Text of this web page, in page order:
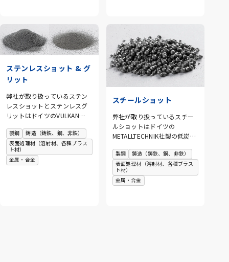
にも様々な用途を開発中で
す。
ステンレスショット & グ
リット
弊社が取り扱っているステン
レスショットとステンレスグ
リットはドイツのVULKAN
(ステンレスショット)と
『GRITTAL』 (ステンレスグリ
ット)です。『CHRONITAL』
は、アトマイズ製法でつくら
製鋼
鋳造（鋳鉄、鋼、非鉄）
表面処理材（溶射材、各種ブラス
ト材）
金属・合金
スチールショット
弊社が取り扱っているスチー
ルショットはドイツの
METALLTECHNIK社製の低炭素
『FERROSAD』です。ブラス
ト材として、幅広く使用され
ています。
製鋼
鋳造（鋳鉄、鋼、非鉄）
表面処理材（溶射材、各種ブラス
ト材）
金属・合金